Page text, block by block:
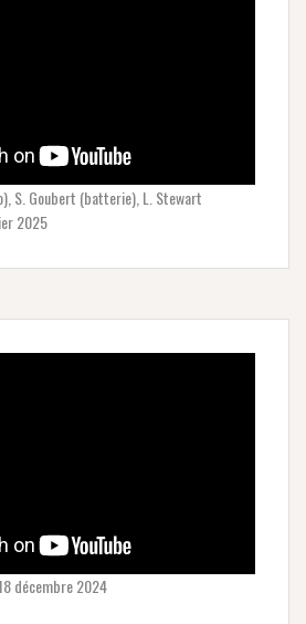
S. Goubert (batterie), L. Stewart
2025
décembre 2024